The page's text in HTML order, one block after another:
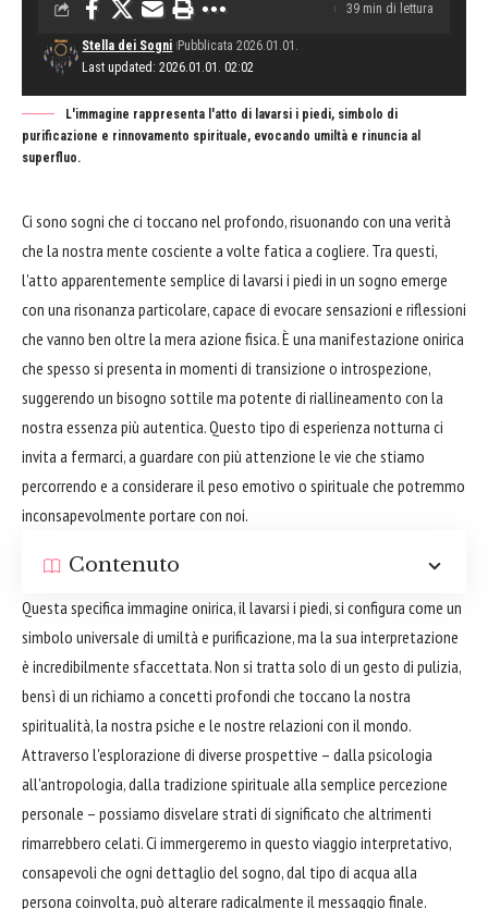
Last updated: 2026.01.01. 02:02
Stella dei Sogni Pubblicata 2026.01.01.
39 min di lettura
L'immagine rappresenta l'atto di lavarsi i piedi, simbolo di
purificazione e rinnovamento spirituale, evocando umiltà e rinuncia al
superfluo.
Ci sono sogni che ci toccano nel profondo, risuonando con una verità
che la nostra mente cosciente a volte fatica a cogliere. Tra questi,
l'atto apparentemente semplice di lavarsi i piedi in un sogno emerge
con una risonanza particolare, capace di evocare sensazioni e riflessioni
che vanno ben oltre la mera azione fisica. È una manifestazione onirica
che spesso si presenta in momenti di transizione o introspezione,
suggerendo un bisogno sottile ma potente di riallineamento con la
nostra essenza più autentica. Questo tipo di esperienza notturna ci
invita a fermarci, a guardare con più attenzione le vie che stiamo
percorrendo e a considerare il peso emotivo o spirituale che potremmo
inconsapevolmente portare con noi.
Contenuto
Questa specifica immagine onirica, il lavarsi i piedi, si configura come un
simbolo universale di umiltà e purificazione, ma la sua interpretazione
è incredibilmente sfaccettata. Non si tratta solo di un gesto di pulizia,
bensì di un richiamo a concetti profondi che toccano la nostra
spiritualità, la nostra psiche e le nostre relazioni con il mondo.
Attraverso l'esplorazione di diverse prospettive – dalla psicologia
all'antropologia, dalla tradizione spirituale alla semplice percezione
personale – possiamo disvelare strati di significato che altrimenti
rimarrebbero celati. Ci immergeremo in questo viaggio interpretativo,
consapevoli che ogni dettaglio del sogno, dal tipo di acqua alla
persona coinvolta, può alterare radicalmente il messaggio finale.